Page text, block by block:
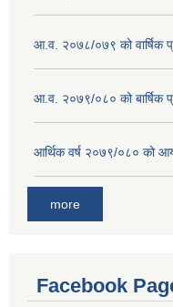
आ.व. २०७८/०७९ को वार्षिक
आ.व. २०७९/०८० को बार्षिक
आर्थिक वर्ष २०७९/०८० को
more
Facebook